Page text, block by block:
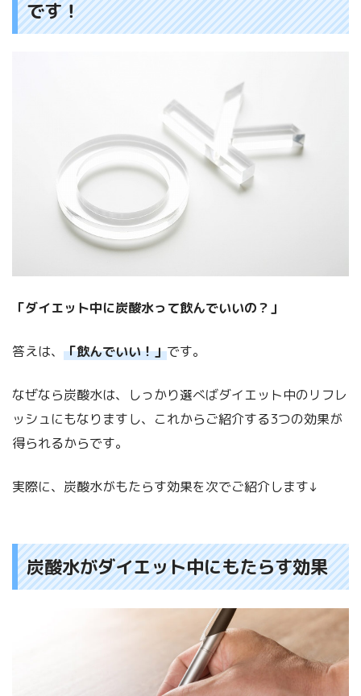
です！
「ダイエット中に炭酸水って飲んでいいの？」
答えは、 「飲んでいい！」です。
なぜなら炭酸水は、しっかり選べばダイエット中のリフレ
ッシュにもなりますし、これからご紹介する3つの効果が
得られるからです。
実際に、炭酸水がもたらす効果を次でご紹介します↓
炭酸水がダイエット中にもたらす効果